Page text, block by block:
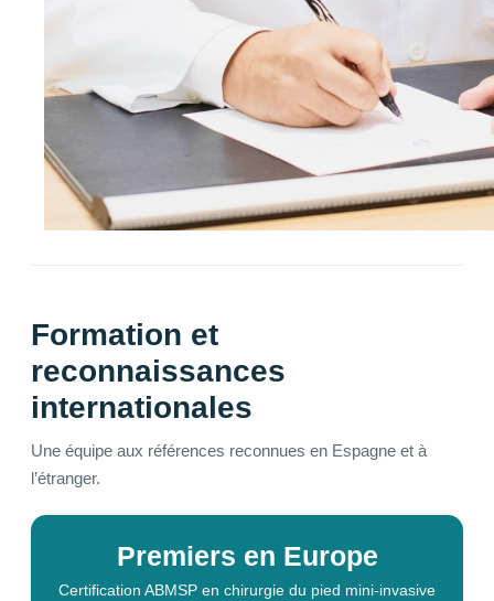
Formation et
reconnaissances
internationales
Une équipe aux références reconnues en Espagne et à
l’étranger.
Premiers en Europe
Certification ABMSP en chirurgie du pied mini-invasive